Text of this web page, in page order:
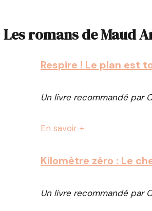
Les romans de Maud
Respire ! Le plan est
Un livre recommandé par
En savoir +
Kilomètre zéro : Le
Un livre recommandé par